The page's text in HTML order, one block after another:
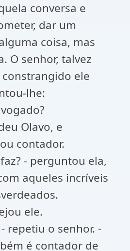
conversa e
dar um
coisa, mas
O senhor, talvez
ele
lhe:
Olavo, e
contador.
- perguntou ela,
aqueles incríveis
ele.
repetiu o senhor. -
é contador de